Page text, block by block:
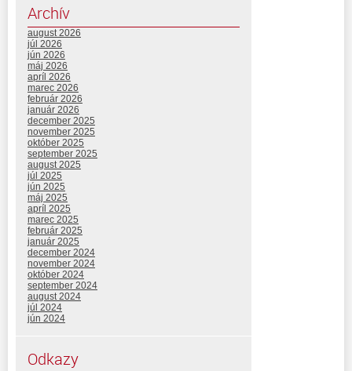
Archív
august 2026
júl 2026
jún 2026
máj 2026
apríl 2026
marec 2026
február 2026
január 2026
december 2025
november 2025
október 2025
september 2025
august 2025
júl 2025
jún 2025
máj 2025
apríl 2025
marec 2025
február 2025
január 2025
december 2024
november 2024
október 2024
september 2024
august 2024
júl 2024
jún 2024
Odkazy